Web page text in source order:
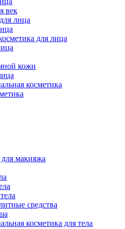
век
лица
для лица
кожи
косметика
макияжа
средства
косметика для тела